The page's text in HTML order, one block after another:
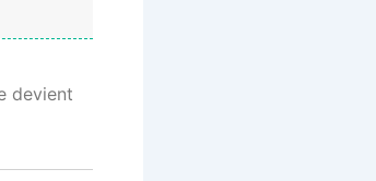
devient